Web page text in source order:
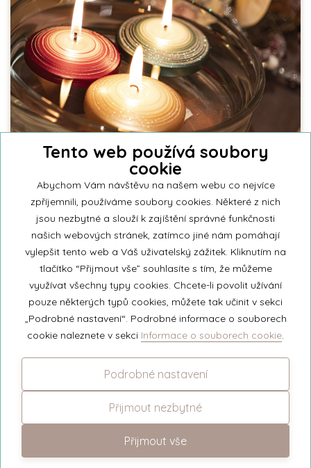
Tonnet Floating
Ladybird
Tento web používá soubory
cookie
Abychom Vám návštěvu na našem webu co nejvíce
zpříjemnili, používáme soubory cookies. Některé z nich
jsou nezbytné a slouží k zajíštění správné funkčnosti
našich webových stránek, zatímco jiné nám pomáhají
vylepšit tento web a Váš uživatelský zážitek. Kliknutím na
tlačítko “Přijmout vše” souhlasíte s tím, že můžeme
využívat všechny typy cookies. Chcete-li povolit užívání
pouze některých typů cookies, můžete tak učinit v sekci
„Podrobné nastavení“. Podrobné informace o souborech
cookie naleznete v sekci Informace o souborech cookie.
Podrobné nastavení
Přijmout nezbytné
Přijmout vše